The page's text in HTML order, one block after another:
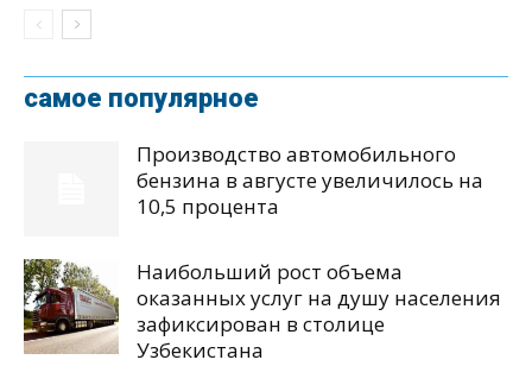
самое популярное
Производство автомобильного
бензина в августе увеличилось на
10,5 процента
Наибольший рост объема
оказанных услуг на душу населения
зафиксирован в столице
Узбекистана